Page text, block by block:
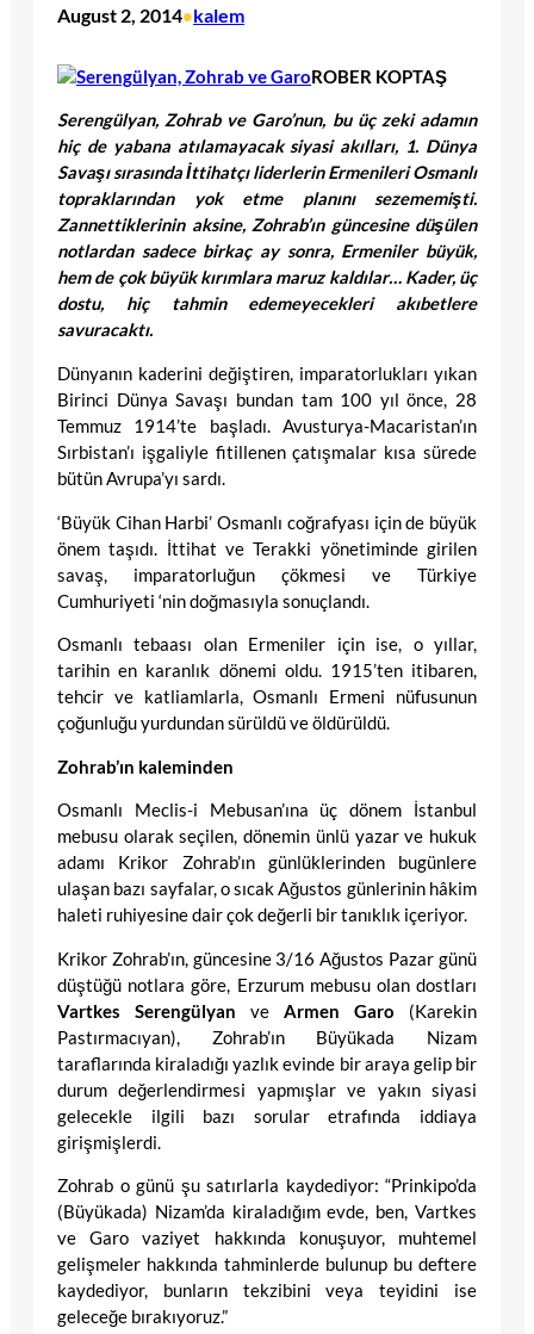
August 2, 2014•kalem
ROBER KOPTAŞ
Serengülyan, Zohrab ve Garo’nun, bu üç zeki adamın
hiç de yabana atılamayacak siyasi akılları, 1. Dünya
Savaşı sırasında İttihatçı liderlerin Ermenileri Osmanlı
topraklarından yok etme planını sezememişti.
Zannettiklerinin aksine, Zohrab’ın güncesine düşülen
notlardan sadece birkaç ay sonra, Ermeniler büyük,
hem de çok büyük kırımlara maruz kaldılar… Kader, üç
dostu, hiç tahmin edemeyecekleri akıbetlere
savuracaktı.
Dünyanın kaderini değiştiren, imparatorlukları yıkan
Birinci Dünya Savaşı bundan tam 100 yıl önce, 28
Temmuz 1914’te başladı. Avusturya-Macaristan’ın
Sırbistan’ı işgaliyle fitillenen çatışmalar kısa sürede
bütün Avrupa’yı sardı.
‘Büyük Cihan Harbi’ Osmanlı coğrafyası için de büyük
önem taşıdı. İttihat ve Terakki yönetiminde girilen
savaş, imparatorluğun çökmesi ve Türkiye
Cumhuriyeti ‘nin doğmasıyla sonuçlandı.
Osmanlı tebaası olan Ermeniler için ise, o yıllar,
tarihin en karanlık dönemi oldu. 1915’ten itibaren,
tehcir ve katliamlarla, Osmanlı Ermeni nüfusunun
çoğunluğu yurdundan sürüldü ve öldürüldü.
Zohrab’ın kaleminden
Osmanlı Meclis-i Mebusan’ına üç dönem İstanbul
mebusu olarak seçilen, dönemin ünlü yazar ve hukuk
adamı Krikor Zohrab’ın günlüklerinden bugünlere
ulaşan bazı sayfalar, o sıcak Ağustos günlerinin hâkim
haleti ruhiyesine dair çok değerli bir tanıklık içeriyor.
Krikor Zohrab’ın, güncesine 3/16 Ağustos Pazar günü
düştüğü notlara göre, Erzurum mebusu olan dostları
Vartkes Serengülyan ve Armen Garo (Karekin
Pastırmacıyan), Zohrab’ın Büyükada Nizam
taraflarında kiraladığı yazlık evinde bir araya gelip bir
durum değerlendirmesi yapmışlar ve yakın siyasi
gelecekle ilgili bazı sorular etrafında iddiaya
girişmişlerdi.
Zohrab o günü şu satırlarla kaydediyor: “Prinkipo’da
(Büyükada) Nizam’da kiraladığım evde, ben, Vartkes
ve Garo vaziyet hakkında konuşuyor, muhtemel
gelişmeler hakkında tahminlerde bulunup bu deftere
kaydediyor, bunların tekzibini veya teyidini ise
geleceğe bırakıyoruz.”